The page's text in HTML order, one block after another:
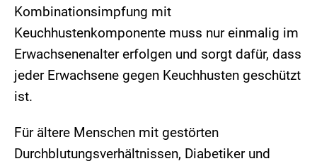
Kombinationsimpfung mit
Keuchhustenkomponente muss nur einmalig im
Erwachsenenalter erfolgen und sorgt dafür, dass
jeder Erwachsene gegen Keuchhusten geschützt
ist.
Für ältere Menschen mit gestörten
Durchblutungsverhältnissen, Diabetiker und